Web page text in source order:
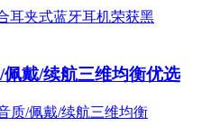
戴/续航三维均衡优选